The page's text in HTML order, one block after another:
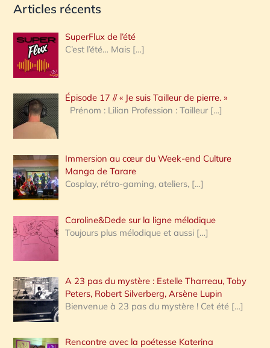
c
e
r
c
h
e
:
Articles récents
SuperFlux de l’été
C’est l’été… Mais […]
Épisode 17 // « Je suis Tailleur de pierre. »
Prénom : Lilian Profession : Tailleur […]
Immersion au cœur du Week-end Culture
Manga de Tarare
Cosplay, rétro-gaming, ateliers, […]
Caroline&Dede sur la ligne mélodique
Toujours plus mélodique et aussi […]
A 23 pas du mystère : Estelle Tharreau, Toby
Peters, Robert Silverberg, Arsène Lupin
Bienvenue à 23 pas du mystère ! Cet été […]
Rencontre avec la poétesse Katerina